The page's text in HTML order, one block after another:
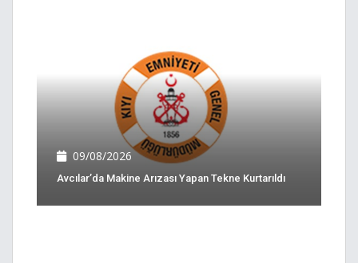
09/08/2026
Avcılar’da Makine Arızası Yapan Tekne Kurtarıldı